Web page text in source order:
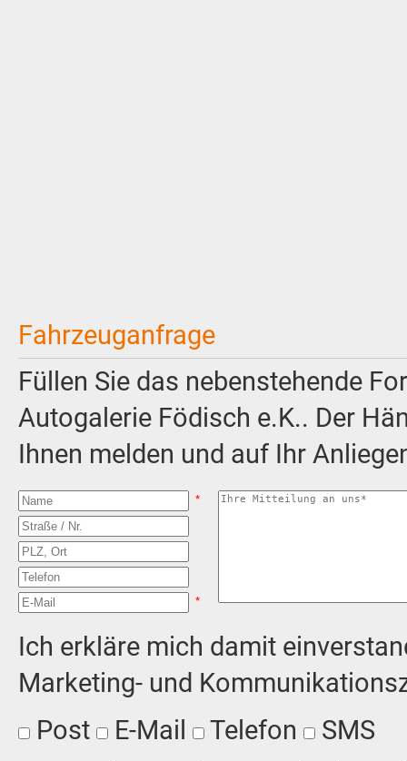
Fahrzeuganfrage
Füllen Sie das nebenstehende
Autogalerie Födisch e.K.. Der
Ihnen melden und auf Ihr
*
*
Ich erkläre mich damit
Marketing- und
Post
E-Mail Telefon
SMS